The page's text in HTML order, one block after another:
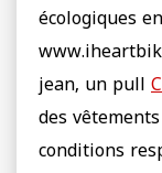
écologiques
jean, un pull
des
conditions